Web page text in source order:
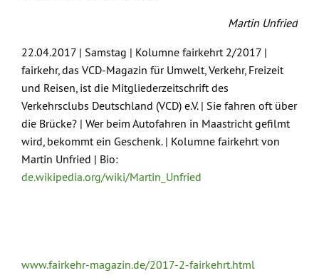
Martin Unfried
22.04.2017 | Samstag | Kolumne fairkehrt 2/2017 |
fairkehr, das VCD-Magazin für Umwelt, Verkehr, Freizeit
und Reisen, ist die Mitgliederzeitschrift des
Verkehrsclubs Deutschland (VCD) e.V. | Sie fahren oft über
die Brücke? | Wer beim Autofahren in Maastricht gefilmt
wird, bekommt ein Geschenk. | Kolumne fairkehrt von
Martin Unfried | Bio:
de.wikipedia.org/wiki/Martin_Unfried
www.fairkehr-magazin.de/2017-2-fairkehrt.html